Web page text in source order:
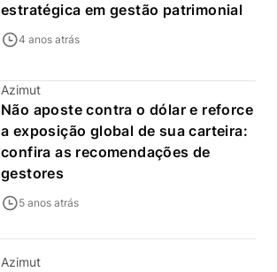
estratégica em gestão patrimonial
4 anos atrás
Azimut
Não aposte contra o dólar e reforce
a exposição global de sua carteira:
confira as recomendações de
gestores
5 anos atrás
Azimut